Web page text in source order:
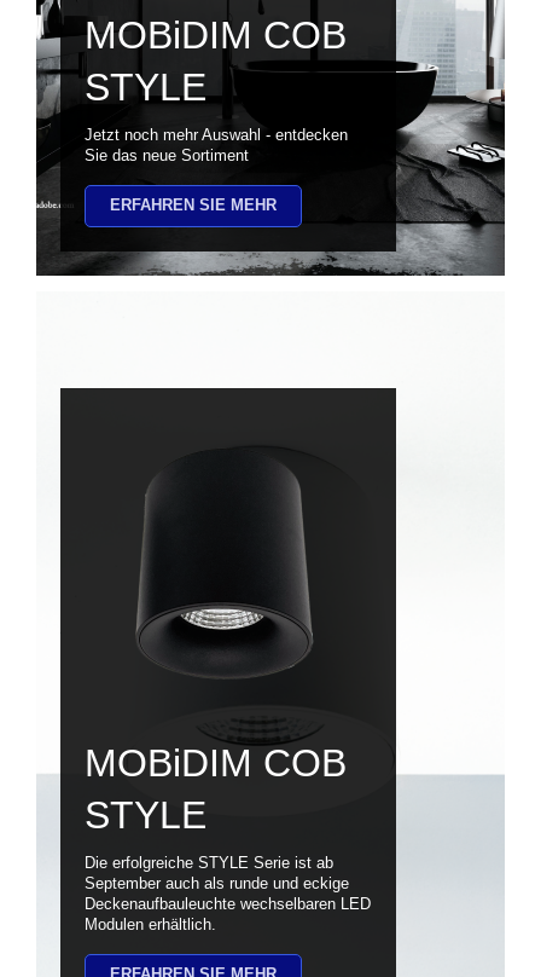
MOBiDIM COB
STYLE
Jetzt noch mehr Auswahl - entdecken
Sie das neue Sortiment
ERFAHREN SIE MEHR
MOBiDIM COB
STYLE
Die erfolgreiche STYLE Serie ist ab
September auch als runde und eckige
Deckenaufbauleuchte wechselbaren LED
Modulen erhältlich.